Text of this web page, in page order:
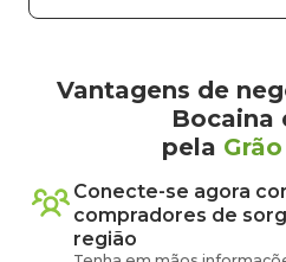
Vantagens de
Bocaina
pela
Conecte-se agora
compradores de
região